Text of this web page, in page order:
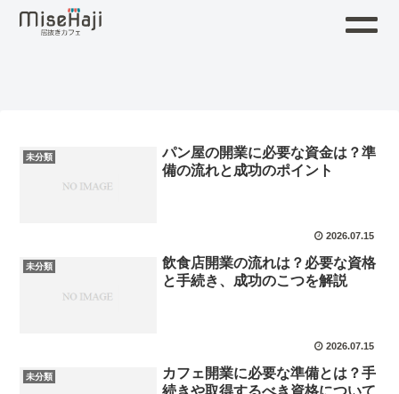
未分類
パン屋の開業に必要な資金は？準
備の流れと成功のポイント
2026.07.15
未分類
飲食店開業の流れは？必要な資格
と手続き、成功のこつを解説
2026.07.15
未分類
カフェ開業に必要な準備とは？手
続きや取得するべき資格について